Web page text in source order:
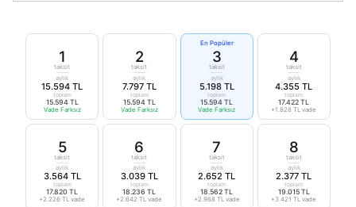
1
taksit
aylık
15.594 TL
toplam
15.594 TL
Vade Farksız
2
taksit
aylık
7.797 TL
toplam
15.594 TL
Vade Farksız
En Popüler
3
taksit
aylık
5.198 TL
toplam
15.594 TL
Vade Farksız
4
taksit
aylık
4.355 TL
toplam
17.422 TL
+1.828 TL vade
5
taksit
aylık
3.564 TL
toplam
17.820 TL
+2.226 TL vade
6
taksit
aylık
3.039 TL
toplam
18.236 TL
+2.642 TL vade
7
taksit
aylık
2.652 TL
toplam
18.562 TL
+2.968 TL vade
8
taksit
aylık
2.377 TL
toplam
19.015 TL
+3.421 TL vade